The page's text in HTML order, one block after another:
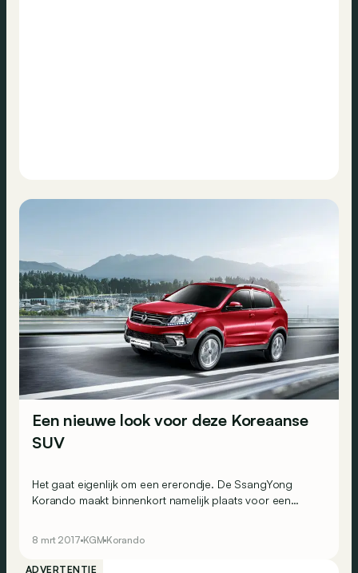
Een nieuwe look voor deze Koreaanse
SUV
Het gaat eigenlijk om een ererondje. De SsangYong
Korando maakt binnenkort namelijk plaats voor een
8 mrt 2017 KGM Korando
ADVERTENTIE